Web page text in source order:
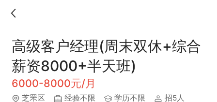
高级客户经理(周末双休+综合
薪资8000+半天班)
6000-8000元/月
芝罘区 经验不限 学历不限 招5人